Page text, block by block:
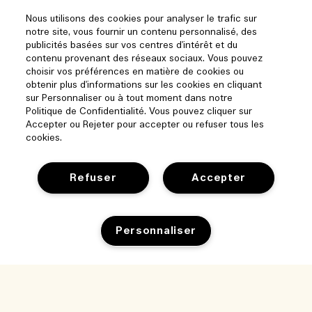
Parcourir et explorer
Nous utilisons des cookies pour analyser le trafic sur
notre site, vous fournir un contenu personnalisé, des
publicités basées sur vos centres d'intérêt et du
contenu provenant des réseaux sociaux. Vous pouvez
choisir vos préférences en matière de cookies ou
obtenir plus d'informations sur les cookies en cliquant
sur Personnaliser ou à tout moment dans notre
Politique de Confidentialité. Vous pouvez cliquer sur
Accepter ou Rejeter pour accepter ou refuser tous les
cookies.
Accepter
Refuser
Personnaliser